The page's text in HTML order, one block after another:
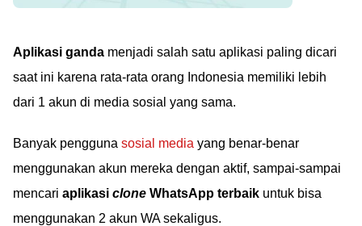
Aplikasi ganda menjadi salah satu aplikasi paling dicari
saat ini karena rata-rata orang Indonesia memiliki lebih
dari 1 akun di media sosial yang sama.
Banyak pengguna sosial media yang benar-benar
menggunakan akun mereka dengan aktif, sampai-sampai
mencari aplikasi clone WhatsApp terbaik untuk bisa
menggunakan 2 akun WA sekaligus.